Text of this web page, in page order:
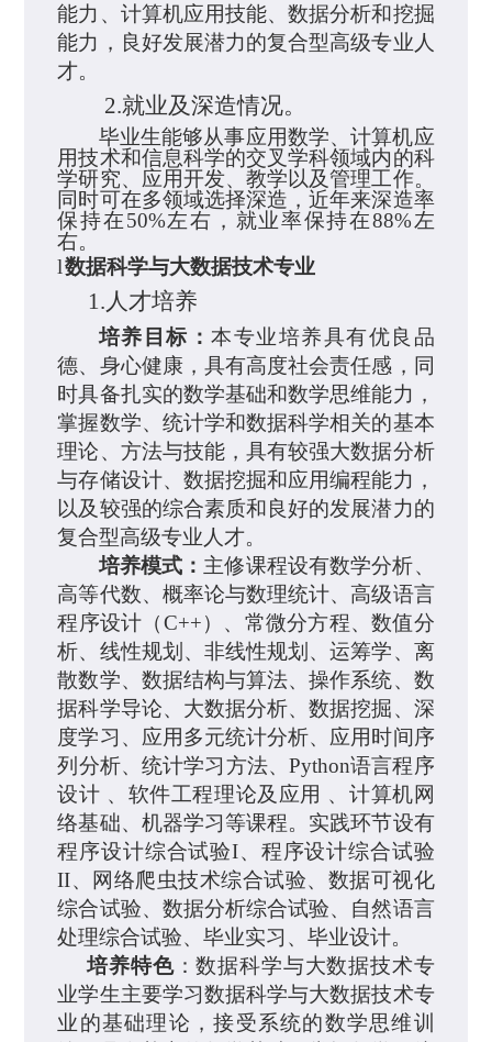
能力、计算机应用技能、数据分析和挖掘
能力，良好发展潜力的复合型高级专业人
才。
2.就业及深造情况。
毕业生能够从事应用数学、计算机应
用技术和信息科学的交叉学科领域内的科
学研究、应用开发、教学以及管理工作。
同时可在多领域选择深造，近年来深造率
保持在50%左右，就业率保持在88%左
右。
l数据科学与大数据技术专业
1.人才培养
培养目标：本专业培养具有优良品
德、身心健康，具有高度社会责任感，同
时具备扎实的数学基础和数学思维能力，
掌握数学、 统计学和数据科学相关的基本
理论、方法与技能，具有较强大数据分析
与存储设计、 数据挖掘和应用编程能力，
以及较强的综合素质和良好的发展潜力的
复合型高级专业人才。
培养模式： 主修课程设有数学分析、
高等代数、概率论与数理统计、高级语言
程序设计（C++）、常微分方程、数值分
析、线性规划 、 非线性规划、运筹学、离
散数学、数据结构与算法、操作系统、数
据科学导论、大数据分析、数据挖掘、深
度学习、应用多元统计分析、应用时间序
列分析、统计学习方法、Python语言程序
设计 、软件工程理论及应用 、计算机网
络基础、机器学习等课程。 实践环节设有
程序设计综合试验I、程序设计综合试验
II、网络爬虫技术综合试验、数据可视化
综合试验、数据分析综合试验、自然语言
处理综合试验、毕业实习、毕业设计。
培养特色：数据科学与大数据技术专
业学生主要学习数据科学与大数据技术专
业的基础理论，接受系统的数学思维训